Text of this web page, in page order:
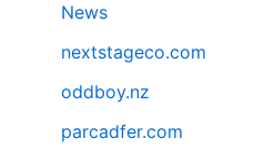
News
nextstageco.com
oddboy.nz
parcadfer.com